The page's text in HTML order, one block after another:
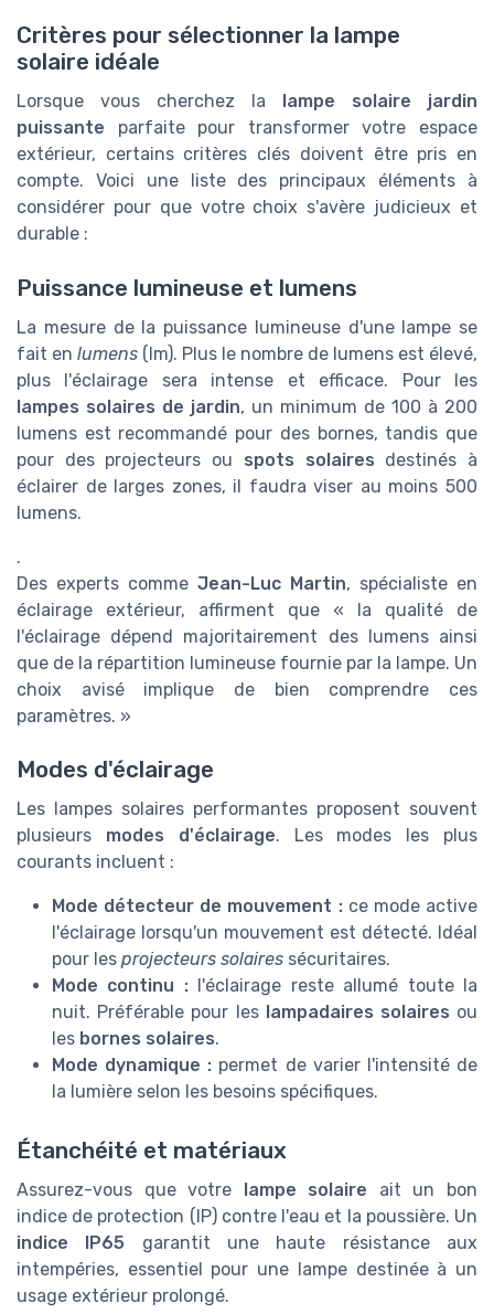
Critères pour sélectionner la lampe
solaire idéale
Lorsque vous cherchez la
lampe solaire jardin
puissante parfaite pour transformer votre espace
extérieur, certains critères clés doivent être pris en
compte. Voici une liste des principaux éléments à
considérer pour que votre choix s'avère judicieux et
durable :
Puissance lumineuse et lumens
La mesure de la puissance lumineuse d'une lampe se
fait en lumens (lm). Plus le nombre de lumens est élevé,
plus l'éclairage sera intense et efficace. Pour les
lampes solaires de jardin, un minimum de 100 à 200
lumens est recommandé pour des bornes, tandis que
pour des projecteurs ou spots solaires destinés à
éclairer de larges zones, il faudra viser au moins 500
lumens.
.
Des experts comme Jean-Luc Martin, spécialiste en
éclairage extérieur, affirment que « la qualité de
l'éclairage dépend majoritairement des lumens ainsi
que de la répartition lumineuse fournie par la lampe. Un
choix avisé implique de bien comprendre ces
paramètres. »
Modes d'éclairage
Les lampes solaires performantes proposent souvent
plusieurs modes d'éclairage. Les modes les plus
courants incluent :
Mode détecteur de mouvement :ce mode active
l'éclairage lorsqu'un mouvement est détecté. Idéal
pour les projecteurs solaires sécuritaires.
Mode continu :l'éclairage reste allumé toute la
nuit. Préférable pour les lampadaires solaires ou
les bornes solaires.
Mode dynamique : permet de varier l'intensité de
la lumière selon les besoins spécifiques.
Étanchéité et matériaux
Assurez-vous que votre lampe solaire ait un bon
indice de protection (IP) contre l'eau et la poussière. Un
indice IP65 garantit une haute résistance aux
intempéries, essentiel pour une lampe destinée à un
usage extérieur prolongé.